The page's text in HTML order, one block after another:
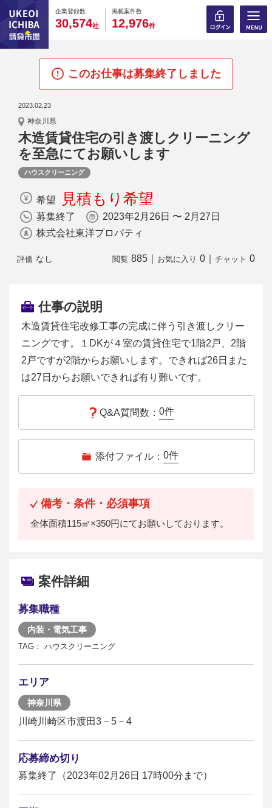
企業登録数
0
3
0
0,
0
5
0
74社
掲載案件数
0
1
0
2,
0
9
0
76件
このお仕事は募集終了しました
2023.02.23
神奈川県
木造賃貸住宅の引き渡しクリーニング
を至急にてお願いします
ハウスクリーニング
希望 見積もり希望
募集終了
2023年2月26日 〜 2月27日
株式会社東洋プロパティ
評価 なし 閲覧 885 お気に入り 0 チャット 0
仕事の説明
木造賃貸住宅改修工事の完成に伴う引き渡しクリー
ニングです。１DKが４室の賃貸住宅で1階2戸、2階
2戸ですが2階からお願いします。できれば26日また
は27日からお願いできれば有り難いです。
Q&A質問数： 0件
添付ファイル： 0件
備考・条件・必須事項
全体面積115㎡×350円にてお願いしております。
案件詳細
募集職種
内装・電気工事
TAG： ハウスクリーニング
エリア
神奈川県
川崎川崎区市渡田3－5－4
応募締め切り
募集終了（2023年02月26日 17時00分まで）